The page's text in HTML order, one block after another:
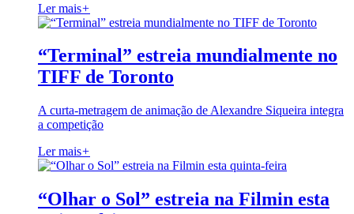
Ler mais+
“Terminal” estreia mundialmente no
TIFF de Toronto
A curta-metragem de animação de Alexandre Siqueira integra
a competição
Ler mais+
“Olhar o Sol” estreia na Filmin esta